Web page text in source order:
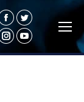
FacebookTwitter
Instagram
YouTube